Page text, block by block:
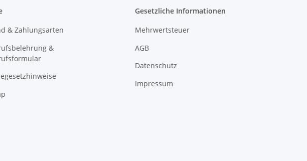
& Zahlungsarten
&
Gesetzliche Informationen
Mehrwertsteuer
AGB
Datenschutz
Impressum